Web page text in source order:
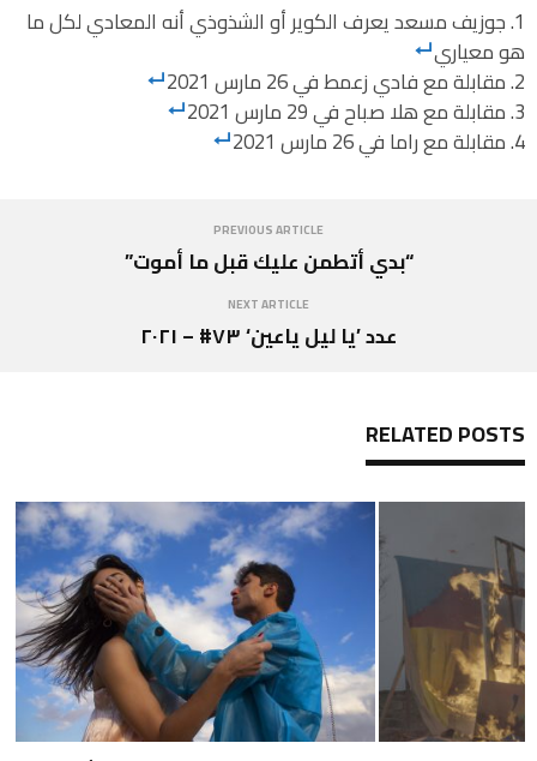
جوزيف مسعد يعرف الكوير أو الشذوذي أنه المعادي لكل ما
هو معياري
مقابلة مع فادي زعمط في 26 مارس 2021
مقابلة مع هلا صباح في 29 مارس 2021
مقابلة مع راما في 26 مارس 2021
PREVIOUS ARTICLE
“بدي أتطمن عليك قبل ما أموت”
NEXT ARTICLE
عدد ’يا ليل ياعين‘ ٧٣# – ٢٠٢١
RELATED POSTS